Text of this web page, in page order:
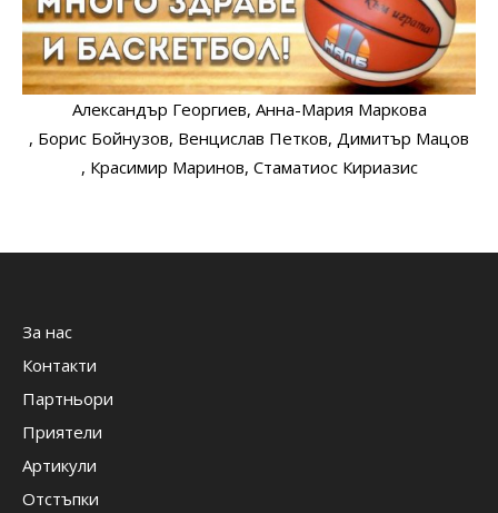
Александър Георгиев, Анна-Мария Маркова
, Борис Бойнузов, Венцислав Петков, Димитър Мацов
, Красимир Маринов, Стаматиос Кириазис
За нас
Контакти
Партньори
Приятели
Артикули
Отстъпки